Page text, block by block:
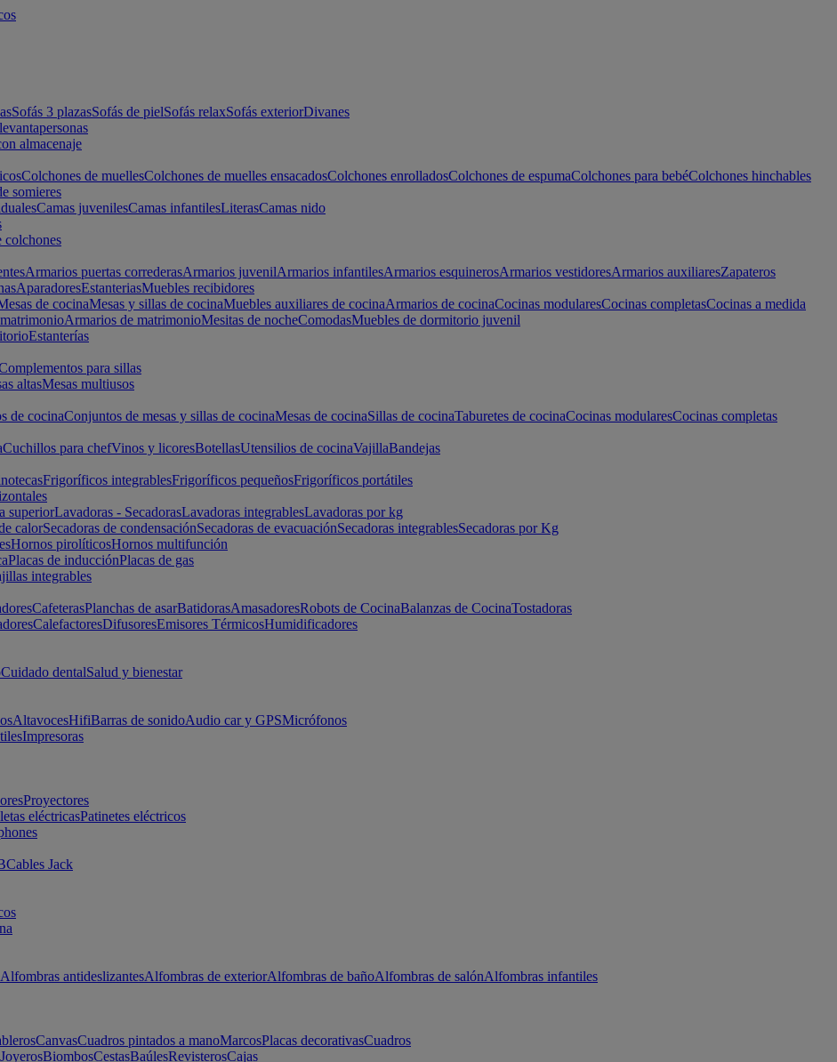
Sofás 3 plazasSofás de pielSofás relaxSofás exteriorDivanes
almacenaje
Colchones de muellesColchones de muelles ensacadosColchones enrolladosColchones de espumaColchones para bebéColchones hinchables
somieres
Camas juvenilesCamas infantilesLiterasCamas nido
colchones
Armarios puertas correderasArmarios juvenilArmarios infantilesArmarios esquinerosArmarios vestidoresArmarios auxiliaresZapateros
AparadoresEstanteriasMuebles recibidores
de cocinaMesas y sillas de cocinaMuebles auxiliares de cocinaArmarios de cocinaCocinas modularesCocinas completasCocinas a medida
Armarios de matrimonioMesitas de nocheComodasMuebles de dormitorio juvenil
Estanterías
para sillas
altasMesas multiusos
de cocinaConjuntos de mesas y sillas de cocinaMesas de cocinaSillas de cocinaTaburetes de cocinaCocinas modularesCocinas completas
Cuchillos para chefVinos y licoresBotellasUtensilios de cocinaVajillaBandejas
Frigoríficos integrablesFrigoríficos pequeñosFrigoríficos portátiles
superiorLavadoras - SecadorasLavadoras integrablesLavadoras por kg
calorSecadoras de condensaciónSecadoras de evacuaciónSecadoras integrablesSecadoras por Kg
Hornos pirolíticosHornos multifunción
Placas de inducciónPlacas de gas
integrables
CafeterasPlanchas de asarBatidorasAmasadoresRobots de CocinaBalanzas de CocinaTostadoras
CalefactoresDifusoresEmisores TérmicosHumidificadores
Cuidado dentalSalud y bienestar
AltavocesHifiBarras de sonidoAudio car y GPSMicrófonos
Impresoras
Proyectores
eléctricasPatinetes eléctricos
Cables Jack
Alfombras antideslizantesAlfombras de exteriorAlfombras de bañoAlfombras de salónAlfombras infantiles
CanvasCuadros pintados a manoMarcosPlacas decorativasCuadros
JoyerosBiombosCestasBaúlesRevisterosCajas